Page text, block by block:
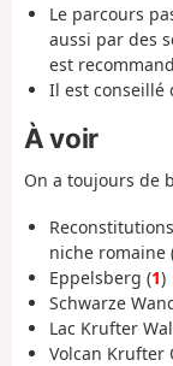
Le parcours
aussi par des
est
Il est conseillé
À voir
On a toujours de
niche romaine
Eppelsberg (1)
Schwarze
Lac Krufter
Volcan Krufter